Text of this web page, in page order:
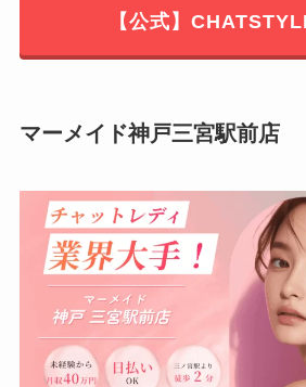
【公式】
マーメイド神戸三宮駅前店